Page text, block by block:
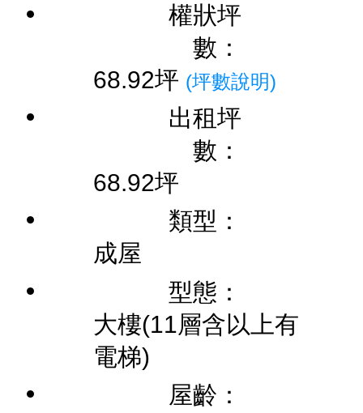
權狀坪
數：
68.92坪 (坪數說明)
出租坪
數：
68.92坪
類型：
成屋
型態：
大樓(11層含以上有
電梯)
屋齡：